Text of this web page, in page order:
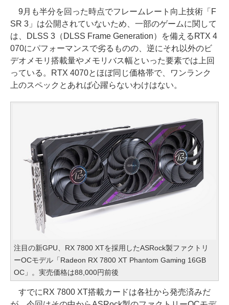
9月も半分を回った時点でフレームレート向上技術「F
SR 3」は公開されていないため、一部のゲームに関して
は、DLSS 3（DLSS Frame Generation）を備えるRTX 4
070にパフォーマンスで劣るものの、逆にそれ以外のビ
デオメモリ搭載量やメモリバス幅といった要素では上回
っている。RTX 4070とほぼ同じ価格帯で、ワンランク
上のスペックとあれば心躍らないわけはない。
注目の新GPU、RX 7800 XTを採用したASRock製ファクトリ
ーOCモデル「Radeon RX 7800 XT Phantom Gaming 16GB
OC」。実売価格は88,000円前後
すでにRX 7800 XT搭載カードは各社から発売済みだ